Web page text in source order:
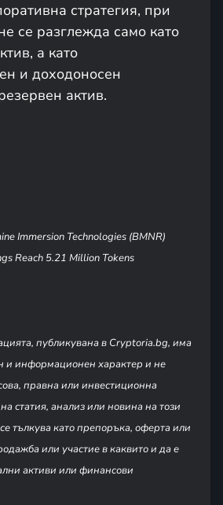
стратегия, при
се разглежда само като
а като
и доходоносен
актив.
Immersion Technologies (BMNR)
Reach 5.21 Million Tokens
публикувана в Cryptoria.bg, има
и информационен характер и не
правна или инвестиционна
статия, анализ или новина на този
тълкува като препоръка, оферта или
или участие в каквито и да е
активи или финансови